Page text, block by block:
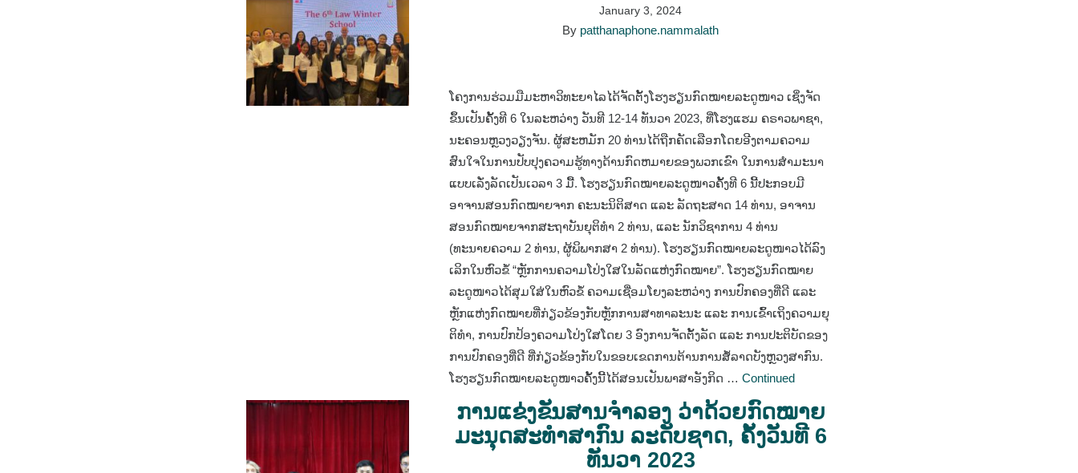
January 3, 2024
By patthanaphone.nammalath
ໂຄງການຮ່ວມມືມະຫາວິທະຍາໄລໄດ້ຈັດຕັ້ງໂຮງຮຽນກົດໝາຍລະດູໜາວ ເຊິ່ງຈັດ
ຂຶ້ນເປັນຄັ້ງທີ 6 ໃນລະຫວ່າງ ວັນທີ 12​​-14 ທັນວາ 2023, ທີ່ໂຮງແຮມ ຄຣາວພາຊາ,
ນະຄອນຫຼວງວຽງຈັນ. ຜູ້ສະຫມັກ 20 ທ່ານໄດ້ຖືກຄັດເລືອກໂດຍອີງຕາມຄວາມ
ສົນໃຈໃນການປັບປຸງຄວາມຮູ້ທາງດ້ານກົດຫມາຍຂອງພວກເຂົາ ໃນການສໍາມະນາ
ແບບເລັ່ງລັດເປັນເວລາ 3 ມື້. ໂຮງຮຽນກົດໝາຍລະດູໜາວຄັ້ງທີ 6 ນີ້ປະກອບມີ
ອາຈານສອນກົດໝາຍຈາກ ຄະນະນິຕິສາດ ແລະ ລັດຖະສາດ 14 ທ່ານ, ອາຈານ
ສອນກົດໝາຍຈາກສະຖາບັນຍຸຕິທໍາ 2 ທ່ານ, ແລະ ນັກວິຊາການ 4 ທ່ານ
(ທະນາຍຄວາມ 2 ທ່ານ, ຜູ້ພິພາກສາ 2 ທ່ານ). ໂຮງຮຽນກົດໝາຍລະດູໜາວໄດ້ລົງ
ເລິກໃນຫົວຂໍ້ “ຫຼັກການຄວາມໂປ່ງໃສໃນລັດແຫ່ງກົດໝາຍ”. ໂຮງຮຽນກົດໝາຍ
ລະດູໜາວໄດ້ສຸມໃສ່ໃນຫົວຂໍ້ ຄວາມເຊື່ອມໂຍງລະຫວ່າງ ການປົກຄອງທີ່ດີ ແລະ
ຫຼັກແຫ່ງກົດໝາຍທີ່ກ່ຽວຂ້ອງກັບຫຼັກການສາທາລະນະ ແລະ ການເຂົ້າເຖິງຄວາມຍຸ
ຕິທໍາ, ການປົກປ້ອງຄວາມໂປ່ງໃສໂດຍ 3 ອົງການຈັດຕັ້ງລັດ ແລະ ການປະຕິບັດຂອງ
ການປົກຄອງທີ່ດີ ທີ່ກ່ຽວຂ້ອງກັບໃນຂອບເຂດການຕ້ານການສໍ້ລາດບັງຫຼວງສາກົນ.
ໂຮງຮຽນກົດໝາຍລະດູໜາວຄັ້ງນີ້ໄດ້ສອນເປັນພາສາອັງກິດ …Continued
ການແຂ່ງຂັນສານຈໍາລອງ ວ່າດ້ວຍກົດໝາຍ
ມະນຸດສະທຳສາກົນ ລະດັບຊາດ, ຄັ້ງວັນທີ 6
ທັນວາ 2023